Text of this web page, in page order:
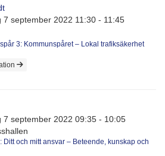
7 september 2022 11:30 - 11:45
3: Kommunspåret – Lokal trafiksäkerhet
7 september 2022 09:35 - 10:05
Ditt och mitt ansvar – Beteende, kunskap och